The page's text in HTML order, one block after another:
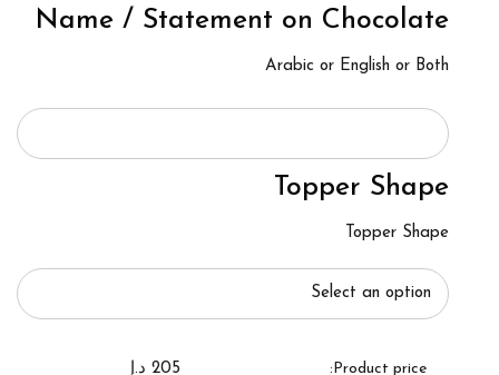
Name / Statement on Chocolate
Arabic or English or Both
Topper Shape
Topper Shape
Product price:
205 د.إ